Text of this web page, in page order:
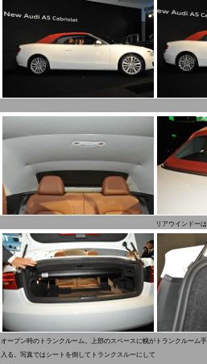
リアウインドー
オープン時のトランクルーム。上部のスペースに幌が
入る。写真ではシートを倒してトランクスルーにして
トランクルーム